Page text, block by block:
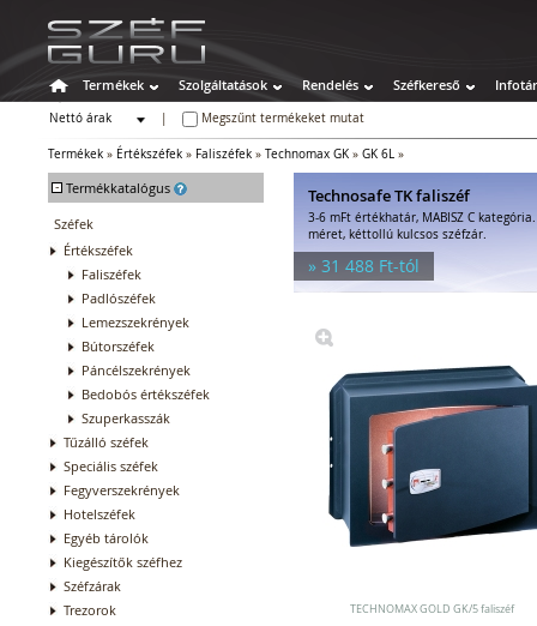
Termékek Szolgáltatások Rendelés Széfkereső Infotár
Nettó árak
Megszűnt termékeket mutat
Termékek » Értékszéfek » Faliszéfek » Technomax GK » GK 6L »
- Termékkatalógus
Széfek
Értékszéfek
Faliszéfek
Padlószéfek
Lemezszekrények
Bútorszéfek
Páncélszekrények
Bedobós értékszéfek
Szuperkasszák
Tűzálló széfek
Speciális széfek
Fegyverszekrények
Hotelszéfek
Egyéb tárolók
Kiegészítők széfhez
Széfzárak
Trezorok
Technosafe TK faliszéf
3-6 mFt értékhatár, MABISZ C
méret, kéttollú kulcsos széfzár.
» 31 488 Ft-tól
TECHNOMAX GOLD GK/5 faliszéf